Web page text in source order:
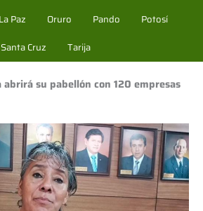
La Paz Oruro Pando
Potosí
Santa Cruz
Tarija
abrirá su pabellón con 120 empresas